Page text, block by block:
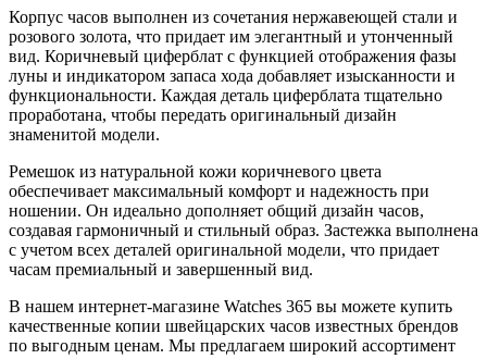
Корпус часов выполнен из сочетания нержавеющей стали и
розового золота, что придает им элегантный и утонченный
вид. Коричневый циферблат с функцией отображения фазы
луны и индикатором запаса хода добавляет изысканности и
функциональности. Каждая деталь циферблата тщательно
проработана, чтобы передать оригинальный дизайн
знаменитой модели.
Ремешок из натуральной кожи коричневого цвета
обеспечивает максимальный комфорт и надежность при
ношении. Он идеально дополняет общий дизайн часов,
создавая гармоничный и стильный образ. Застежка выполнена
с учетом всех деталей оригинальной модели, что придает
часам премиальный и завершенный вид.
В нашем интернет-магазине Watches 365 вы можете купить
качественные копии швейцарских часов известных брендов
по выгодным ценам. Мы предлагаем широкий ассортимент